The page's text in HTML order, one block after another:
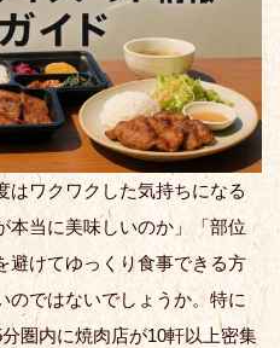
はワクワクした気持ちになる
本当に美味しいのか」「部位
避けてゆっくり食事できる方
のではないでしょうか。特に
圏内に焼肉店が10軒以上密集